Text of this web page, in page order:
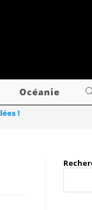
Océanie
!